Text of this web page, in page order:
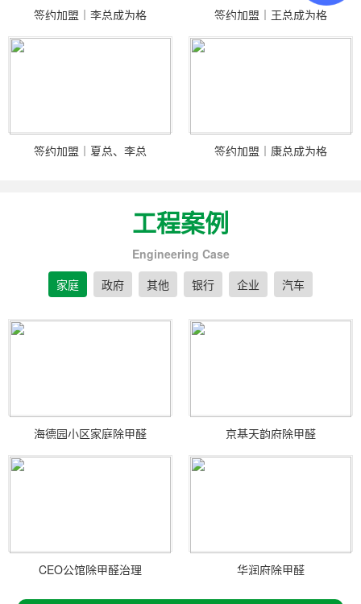
签约加盟｜李总成为格 签约加盟｜王总成为格
签约加盟｜夏总、李总 签约加盟｜康总成为格
工程案例
Engineering Case
家庭
政府 其他 银行 企业 汽车
海德园小区家庭除甲醛 京基天韵府除甲醛
CEO公馆除甲醛治理 华润府除甲醛